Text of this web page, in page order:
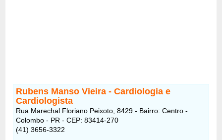
Rubens Manso Vieira - Cardiologia e
Cardiologista
Rua Marechal Floriano Peixoto, 8429 - Bairro: Centro -
Colombo - PR - CEP: 83414-270
(41) 3656-3322